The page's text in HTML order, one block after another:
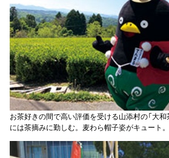
お茶好きの間で高い評価を受ける山添村の「大
には茶摘みに勤しむ。麦わら帽子姿がキュート。